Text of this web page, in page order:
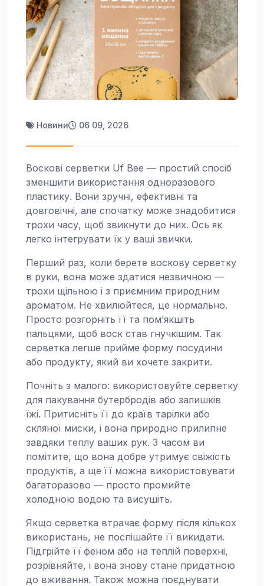
Новини 06 09, 2026
Воскові серветки Uf Bee — простий спосіб
зменшити використання одноразового
пластику. Вони зручні, ефективні та
довговічні, але спочатку може знадобитися
трохи часу, щоб звикнути до них. Ось як
легко інтегрувати їх у ваші звички.
Перший раз, коли берете воскову серветку
в руки, вона може здатися незвичною —
трохи щільною і з приємним природним
ароматом. Не хвилюйтеся, це нормально.
Просто розгорніть її та пом’якшіть
пальцями, щоб воск став гнучкішим. Так
серветка легше прийме форму посудини
або продукту, який ви хочете закрити.
Почніть з малого: використовуйте серветку
для пакування бутербродів або залишків
їжі. Притисніть її до країв тарілки або
скляної миски, і вона природно прилипне
завдяки теплу ваших рук. З часом ви
помітите, що вона добре утримує свіжість
продуктів, а ще її можна використовувати
багаторазово — просто промийте
холодною водою та висушіть.
Якщо серветка втрачає форму після кількох
використань, не поспішайте її викидати.
Підгрійте її феном або на теплій поверхні,
розрівняйте, і вона знову стане придатною
до вживання. Також можна поєднувати